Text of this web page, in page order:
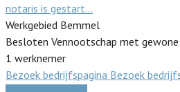
notaris is gestart…
Werkgebied Bemmel
Besloten Vennootschap met
1 werknemer
Bezoek bedrijfspagina Bezoek